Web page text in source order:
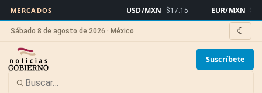
MERCADOS USD/MXN $17.15 EUR/MXN
Sábado 8 de agosto de 2026 · México ☾
Suscríbete